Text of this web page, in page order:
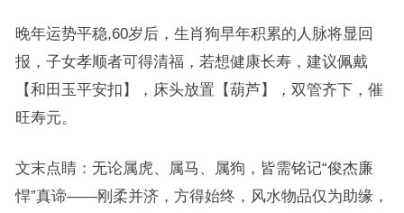
晚年运势平稳,60岁后，生肖狗早年积累的人脉将显回
报，子女孝顺者可得清福，若想健康长寿，建议佩戴
【和田玉平安扣】，床头放置【葫芦】，双管齐下，催
旺寿元。
文末点睛：无论属虎、属马、属狗，皆需铭记“俊杰廉
悍”真谛——刚柔并济，方得始终，风水物品仅为助缘，